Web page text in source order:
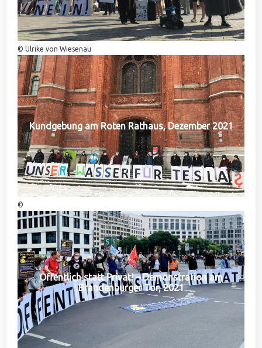
© Ulrike von Wiesenau
Kundgebung am Roten Rathaus, Dezember 2021
©
Öffentlich statt Privat! – Demonstration am
Brandenburger Tor, 2021